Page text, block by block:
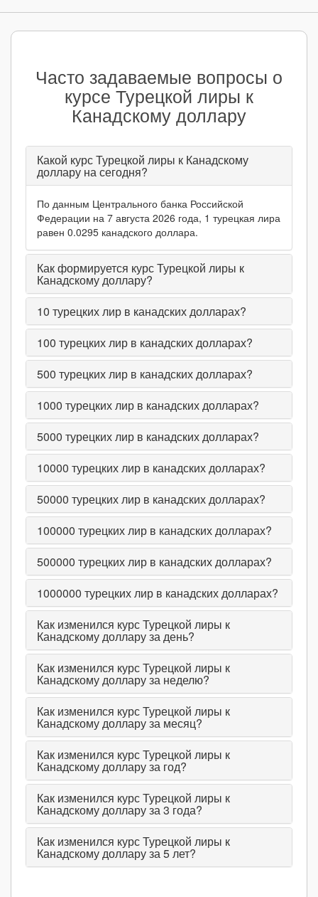
Часто задаваемые вопросы о
курсе Турецкой лиры к
Канадскому доллару
Какой курс Турецкой лиры к Канадскому
доллару на сегодня?
По данным Центрального банка Российской
Федерации на 7 августа 2026 года, 1 турецкая лира
равен 0.0295 канадского доллара.
Как формируется курс Турецкой лиры к
Канадскому доллару?
10 турецких лир в канадских долларах?
100 турецких лир в канадских долларах?
500 турецких лир в канадских долларах?
1000 турецких лир в канадских долларах?
5000 турецких лир в канадских долларах?
10000 турецких лир в канадских долларах?
50000 турецких лир в канадских долларах?
100000 турецких лир в канадских долларах?
500000 турецких лир в канадских долларах?
1000000 турецких лир в канадских долларах?
Как изменился курс Турецкой лиры к
Канадскому доллару за день?
Как изменился курс Турецкой лиры к
Канадскому доллару за неделю?
Как изменился курс Турецкой лиры к
Канадскому доллару за месяц?
Как изменился курс Турецкой лиры к
Канадскому доллару за год?
Как изменился курс Турецкой лиры к
Канадскому доллару за 3 года?
Как изменился курс Турецкой лиры к
Канадскому доллару за 5 лет?